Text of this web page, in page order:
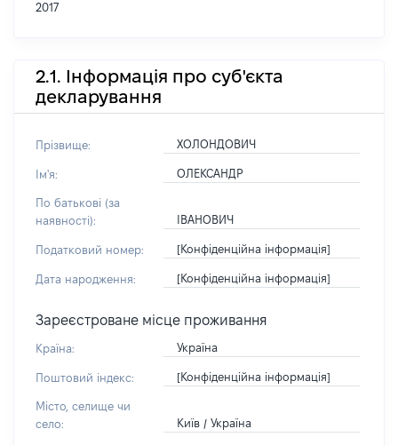
2017
2.1. Інформація про суб'єкта
декларування
Прізвище: ХОЛОНДОВИЧ
Ім'я: ОЛЕКСАНДР
По батькові (за
наявності):
ІВАНОВИЧ
Податковий номер: [Конфіденційна інформація]
Дата народження: [Конфіденційна інформація]
Зареєстроване місце проживання
Країна: Україна
Поштовий індекс: [Конфіденційна інформація]
Місто, селище чи
село:
Київ / Україна